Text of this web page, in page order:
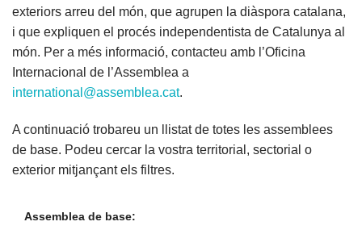
exteriors arreu del món, que agrupen la diàspora catalana,
i que expliquen el procés independentista de Catalunya al
món. Per a més informació, contacteu amb l’Oficina
Internacional de l’Assemblea a
international@assemblea.cat.
A continuació trobareu un llistat de totes les assemblees
de base. Podeu cercar la vostra territorial, sectorial o
exterior mitjançant els filtres.
Assemblea de base: